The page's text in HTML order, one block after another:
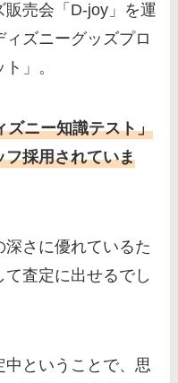
販売会「D-joy」を運
ズニーグッズプロ
」。
ズニー知識テスト」
フ採用されていま
さに優れているた
査定に出せるでし
ということで、思